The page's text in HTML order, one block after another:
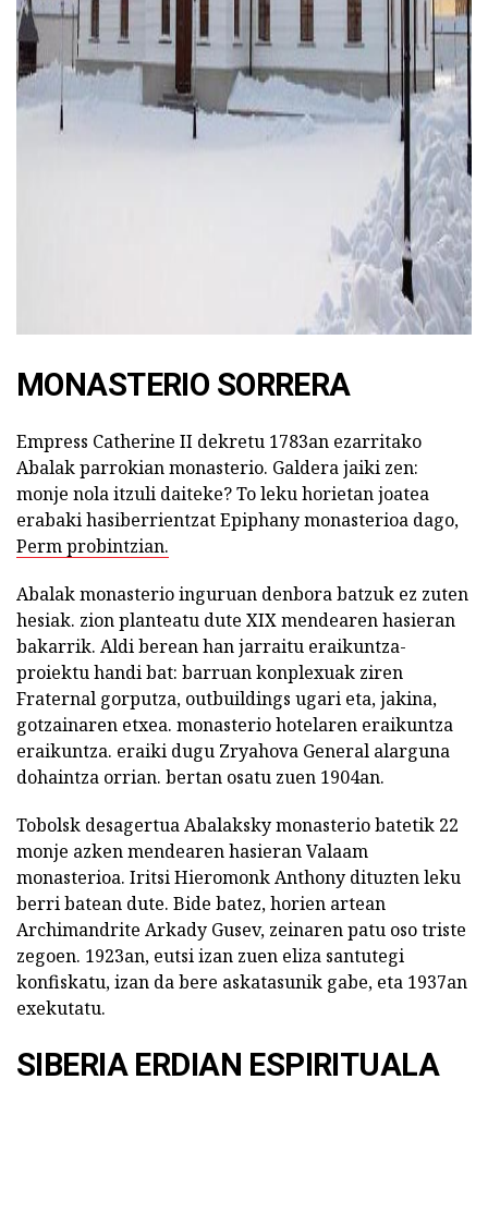
MONASTERIO SORRERA
Empress Catherine II dekretu 1783an ezarritako
Abalak parrokian monasterio. Galdera jaiki zen:
monje nola itzuli daiteke? To leku horietan joatea
erabaki hasiberrientzat Epiphany monasterioa dago,
Perm probintzian.
Abalak monasterio inguruan denbora batzuk ez zuten
hesiak. zion planteatu dute XIX mendearen hasieran
bakarrik. Aldi berean han jarraitu eraikuntza-
proiektu handi bat: barruan konplexuak ziren
Fraternal gorputza, outbuildings ugari eta, jakina,
gotzainaren etxea. monasterio hotelaren eraikuntza
eraikuntza. eraiki dugu Zryahova General alarguna
dohaintza orrian. bertan osatu zuen 1904an.
Tobolsk desagertua Abalaksky monasterio batetik 22
monje azken mendearen hasieran Valaam
monasterioa. Iritsi Hieromonk Anthony dituzten leku
berri batean dute. Bide batez, horien artean
Archimandrite Arkady Gusev, zeinaren patu oso triste
zegoen. 1923an, eutsi izan zuen eliza santutegi
konfiskatu, izan da bere askatasunik gabe, eta 1937an
exekutatu.
SIBERIA ERDIAN ESPIRITUALA